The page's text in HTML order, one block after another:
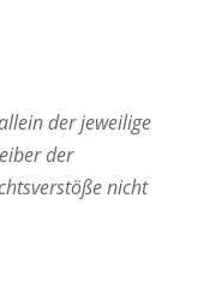
der jeweilige
der
nicht